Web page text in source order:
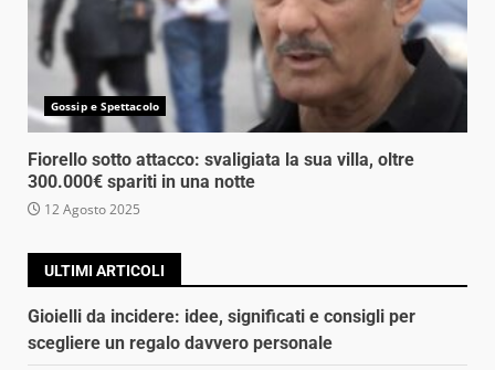
Gossip e Spettacolo
Fiorello sotto attacco: svaligiata la sua villa, oltre
300.000€ spariti in una notte
12 Agosto 2025
ULTIMI ARTICOLI
Gioielli da incidere: idee, significati e consigli per
scegliere un regalo davvero personale